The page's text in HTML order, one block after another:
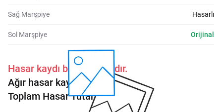
Sağ Marşpiye Hasarlı
Sol Marşpiye Orijinal
Hasar kaydı bulunmaktadır.
Ağır hasar kayıtlı:Hayır
Toplam Hasar Tutarı: